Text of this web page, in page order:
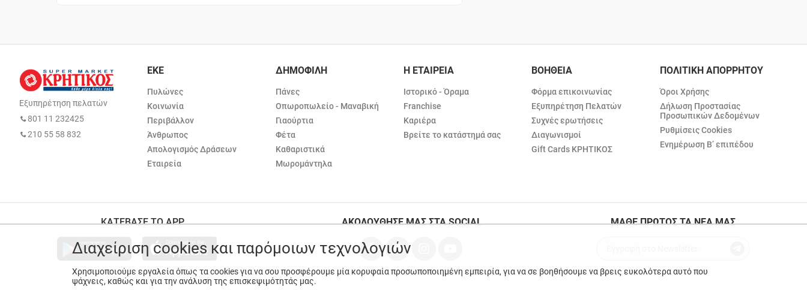
Εξυπηρέτηση πελατών
801 11 232425
210 55 58 832
ΕΚΕ
Πυλώνες
Κοινωνία
Περιβάλλον
Άνθρωπος
Απολογισμός Δράσεων
Εταιρεία
ΔΗΜΟΦΙΛΗ
Πάνες
Οπωροπωλείο - Μαναβική
Γιαούρτια
Φέτα
Καθαριστικά
Μωρομάντηλα
Η ΕΤΑΙΡΕΙΑ
Ιστορικό - Όραμα
Franchise
Καριέρα
Βρείτε το κατάστημά σας
ΒΟΗΘΕΙΑ
Φόρμα επικοινωνίας
Εξυπηρέτηση Πελατών
Συχνές ερωτήσεις
Διαγωνισμοί
Gift Cards ΚΡΗΤΙΚΟΣ
ΠΟΛΙΤΙΚΗ ΑΠΟΡΡΗΤΟΥ
Όροι Χρήσης
Δήλωση Προστασίας
Προσωπικών Δεδομένων
Ρυθμίσεις Cookies
Ενημέρωση Β’ επιπέδου
ΚΑΤΕΒΑΣΕ ΤΟ APP ΑΚΟΛΟΥΘΗΣΕ ΜΑΣ ΣΤΑ SOCIAL ΜΑΘΕ ΠΡΩΤΟΣ ΤΑ ΝΕΑ ΜΑΣ
Διαχείριση cookies και παρόμοιων τεχνολογιών
Χρησιμοποιούμε εργαλεία όπως τα cookies για να σου προσφέρουμε μία κορυφαία προσωποποιημένη εμπειρία, για να σε βοηθήσουμε να βρεις ευκολότερα αυτό που
ψάχνεις, καθώς και για την ανάλυση της επισκεψιμότητάς μας.